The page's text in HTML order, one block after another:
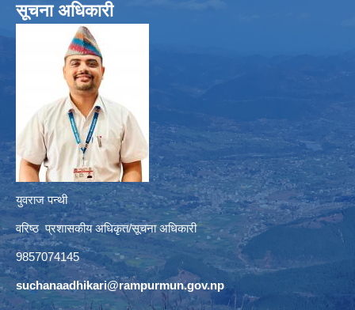
सूचना अधिकारी
युवराज पन्थी
वरिष्ठ प्रशासकीय अधिकृत/सूचना अधिकारी
9857074145
suchanaadhikari@rampurmun.gov.np